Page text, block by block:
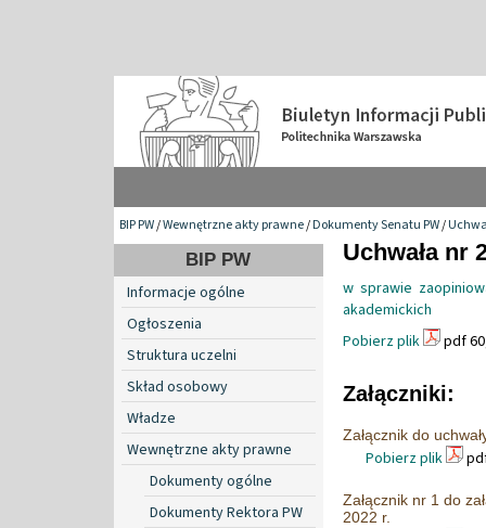
BIP PW/Wewnętrzne akty prawne/Dokumenty Senatu PW/
BIP PW
Informacje ogólne
Ogłoszenia
Struktura uczelni
Skład osobowy
Władze
Wewnętrzne akty prawne
Dokumenty ogólne
Dokumenty Rektora PW
Uchwała nr
w sprawie
akademickich
Pobierz plik
pdf
Załączniki:
Załącznik do
Pobierz plik
Załącznik nr 1 do
2022 r.